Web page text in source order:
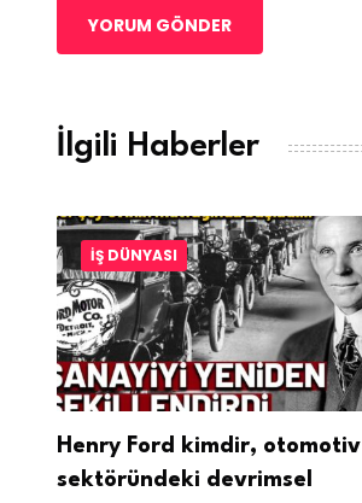
YORUM GÖNDER
İlgili Haberler
İŞ DÜNYASI
Henry Ford kimdir, otomotiv
sektöründeki devrimsel